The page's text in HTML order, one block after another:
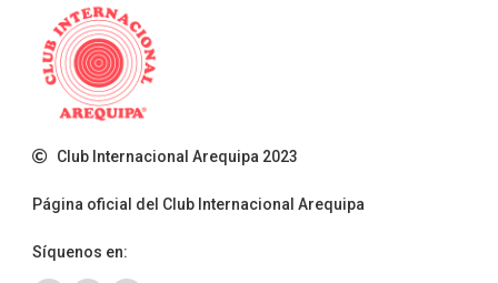
Club Internacional Arequipa 2023
Página oficial del Club Internacional Arequipa
Síquenos en: